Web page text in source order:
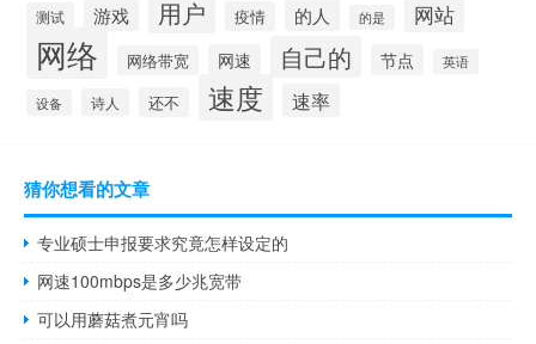
测试 游戏 用户 疫情 的人 的是 网站
网络 网络带宽 网速 自己的 节点 英语
设备 诗人 还不 速度 速率
猜你想看的文章
专业硕士申报要求究竟怎样设定的
网速100mbps是多少兆宽带
可以用蘑菇煮元宵吗